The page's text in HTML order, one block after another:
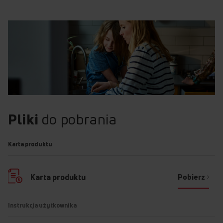
Pliki do pobrania
Karta produktu
Karta produktu Pobierz
Instrukcja użytkownika